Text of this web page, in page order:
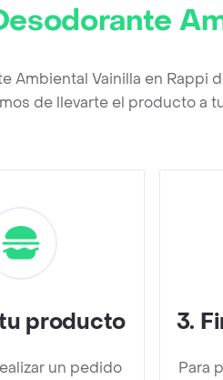
Ambiental Vainilla en
de llevarte el producto a
producto
un pedido
3.
Para